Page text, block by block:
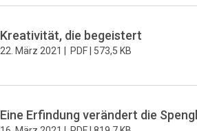
Kreativität, die begeistert
22. März 2021 | PDF | 573,5 KB
Eine Erfindung verändert die